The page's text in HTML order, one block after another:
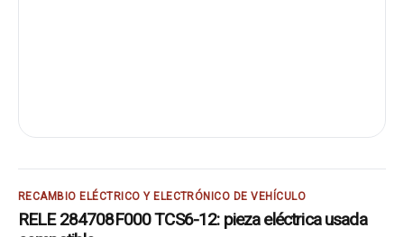
RECAMBIO ELÉCTRICO Y ELECTRÓNICO DE VEHÍCULO
RELE 284708F000 TCS6-12: pieza eléctrica usada